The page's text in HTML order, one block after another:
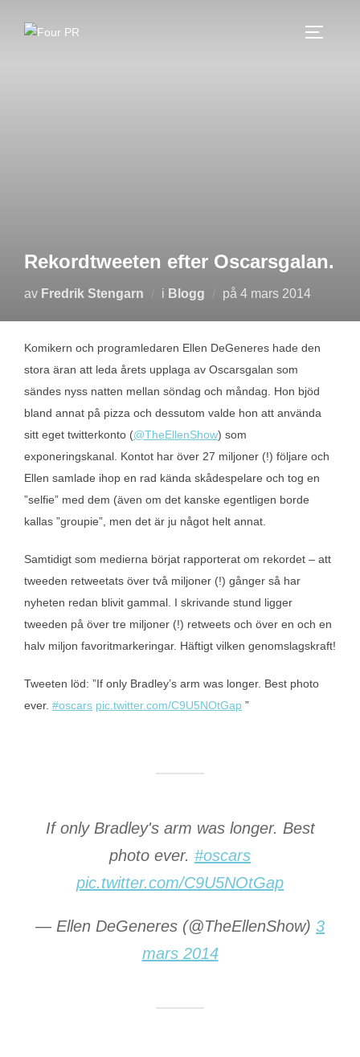
Rekordtweeten efter Oscarsgalan.
av Fredrik Stengarn i Blogg på Publicerat
4 mars 2014
Komikern och programledaren Ellen DeGeneres hade den
stora äran att leda årets upplaga av Oscarsgalan som
sändes nyss natten mellan söndag och måndag. Hon bjöd
bland annat på pizza och dessutom valde hon att använda
sitt eget twitterkonto (@TheEllenShow) som
exponeringskanal. Kontot har över 27 miljoner (!) följare och
Ellen samlade ihop en rad kända skådespelare och tog en
”selfie” med dem (även om det kanske egentligen borde
kallas ”groupie”, men det är ju något helt annat.
Samtidigt som medierna börjat rapporterat om rekordet – att
tweeden retweetats över två miljoner (!) gånger så har
nyheten redan blivit gammal. I skrivande stund ligger
tweeden på över tre miljoner (!) retweets och över en och en
halv miljon favoritmarkeringar. Häftigt vilken genomslagskraft!
Tweeten löd: ”If only Bradley’s arm was longer. Best photo
ever. #oscars pic.twitter.com/C9U5NOtGap ”
If only Bradley's arm was longer. Best
photo ever. #oscars
pic.twitter.com/C9U5NOtGap
— Ellen DeGeneres (@TheEllenShow) 3
mars 2014